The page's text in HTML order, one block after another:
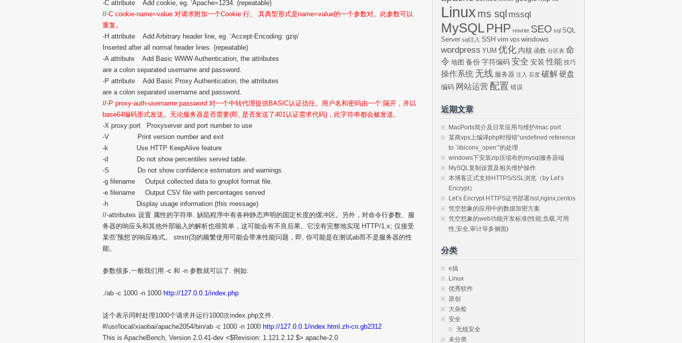
-C attribute Add cookie, eg. ‘Apache=1234. (repeatable)
//-C cookie-name=value 对请求附加一个Cookie:行。 其典型形式是name=value的一个参数对。此参数可以
重复。
-H attribute Add Arbitrary header line, eg. ‘Accept-Encoding: gzip’
Inserted after all normal header lines. (repeatable)
-A attribute Add Basic WWW Authentication, the attributes
are a colon separated username and password.
-P attribute Add Basic Proxy Authentication, the attributes
are a colon separated username and password.
//-P proxy-auth-username:password 对一个中转代理提供BASIC认证信任。用户名和密码由一个:隔开，并以
base64编码形式发送。无论服务器是否需要(即, 是否发送了401认证需求代码)，此字符串都会被发送。
-X proxy:port Proxyserver and port number to use
-V Print version number and exit
-k Use HTTP KeepAlive feature
-d Do not show percentiles served table.
-S Do not show confidence estimators and warnings.
-g filename Output collected data to gnuplot format file.
-e filename Output CSV file with percentages served
-h Display usage information (this message)
//-attributes 设置 属性的字符串. 缺陷程序中有各种静态声明的固定长度的缓冲区。另外，对命令行参数、服
务器的响应头和其他外部输入的解析也很简单，这可能会有不良后果。它没有完整地实现 HTTP/1.x; 仅接受
某些’预想’的响应格式。 strstr(3)的频繁使用可能会带来性能问题，即, 你可能是在测试ab而不是服务器的性
能。
参数很多,一般我们用 -c 和 -n 参数就可以了. 例如:
./ab -c 1000 -n 1000 http://127.0.0.1/index.php
这个表示同时处理1000个请求并运行1000次index.php文件.
#/usr/local/xiaobai/apache2054/bin/ab -c 1000 -n 1000 http://127.0.0.1/index.html.zh-cn.gb2312
This is ApacheBench, Version 2.0.41-dev <$Revision: 1.121.2.12 $> apache-2.0
Linux ms sql mssql
MySQLPHP rewrite SEO sql SQL
Server sql注入 SSH vim vps windows
wordpress YUM 优化 内核 函数 分区表 命
令 地图 备份 字符编码 安全 安装 性能 技巧
操作系统 无线 服务器 注入 百度 破解硬盘
编码 网站运营 配置 错误
近期文章
MacPorts简介及日常应用与维护/mac port
某商vps上编译php时报错“undefined reference
to `libiconv_open’”的处理
windows下安装zip压缩布的mysql服务器端
MySQL复制设置及相关维护操作
本博客正式支持HTTPS/SSL浏览（by Let’s
Encrypt）
Let’s Encrypt HTTPS证书部署/ssl,nginx,centos
凭空想象的应用中的数据加密方案
凭空想象的web功能开发标准(性能,负载,可用
性,安全,审计等多侧面)
分类
e搞
Linux
优秀软件
原创
大杂烩
安全
无线安全
未分类